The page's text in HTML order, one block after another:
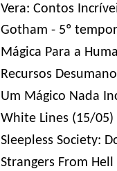
Vera: Contos
Gotham - 5º
Mágica Para a
Recursos
Um Mágico Nada
White Lines (15/05)
Sleepless Society:
Strangers From